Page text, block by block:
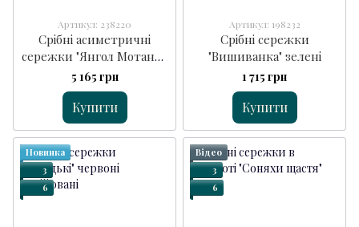
Артикул: 238220
Срібні асиметричні
сережки "Янгол Мотанка
з орнаментом та
ланцюгом"
5 165 грн
Купити
Артикул: 198232
Срібні сережки
"Вишиванка" зелені
1 715 грн
Купити
Новинка
3
6
Відео
3
6